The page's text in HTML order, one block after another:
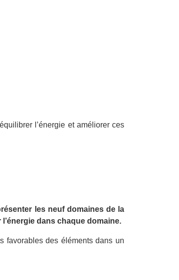
l’énergie et améliorer ces
les neuf domaines de la
dans chaque domaine.
favorables des éléments dans un